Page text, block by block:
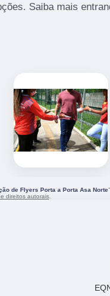
Saiba mais
de Flyers Porta a Porta Asa Norte
direitos autorais.